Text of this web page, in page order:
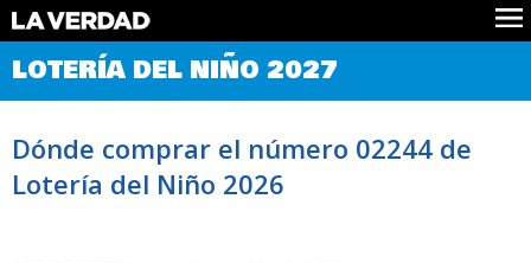
Comprobar Loteria del Niño
Premios
Noticias
Datos
LOTERÍA DEL NIÑO 2027
Dónde comprar el número 02244 de
Lotería del Niño 2026